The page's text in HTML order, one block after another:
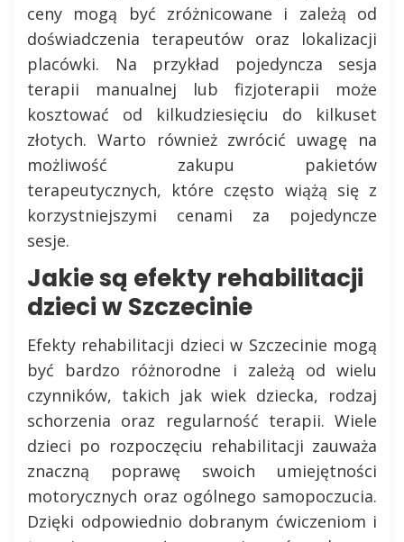
ceny mogą być zróżnicowane i zależą od
doświadczenia terapeutów oraz lokalizacji
placówki. Na przykład pojedyncza sesja
terapii manualnej lub fizjoterapii może
kosztować od kilkudziesięciu do kilkuset
złotych. Warto również zwrócić uwagę na
możliwość zakupu pakietów
terapeutycznych, które często wiążą się z
korzystniejszymi cenami za pojedyncze
sesje.
Jakie są efekty rehabilitacji
dzieci w Szczecinie
Efekty rehabilitacji dzieci w Szczecinie mogą
być bardzo różnorodne i zależą od wielu
czynników, takich jak wiek dziecka, rodzaj
schorzenia oraz regularność terapii. Wiele
dzieci po rozpoczęciu rehabilitacji zauważa
znaczną poprawę swoich umiejętności
motorycznych oraz ogólnego samopoczucia.
Dzięki odpowiednio dobranym ćwiczeniom i